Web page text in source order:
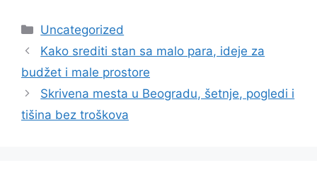
Categories
Uncategorized
Kako srediti stan sa malo para, ideje za
budžet i male prostore
Skrivena mesta u Beogradu, šetnje, pogledi i
tišina bez troškova